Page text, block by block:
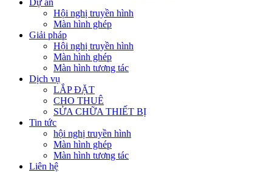
Dự án
Hội nghị truyền hình
Màn hình ghép
Giải pháp
Hội nghị truyền hình
Màn hình ghép
Màn hình tương tác
Dịch vụ
LẮP ĐẶT
CHO THUÊ
SỬA CHỮA THIẾT BỊ
Tin tức
hội nghị truyền hình
Màn hình ghép
Màn hình tương tác
Liên hệ